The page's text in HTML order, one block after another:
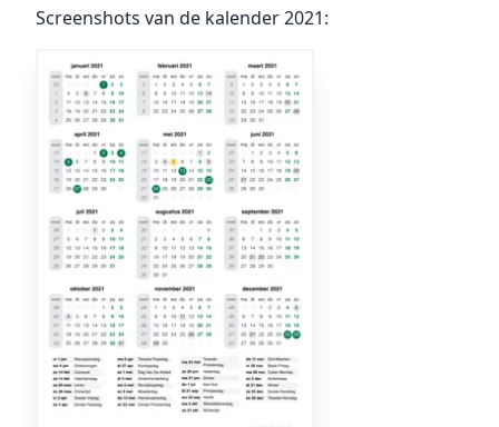
Screenshots van de kalender 2021: